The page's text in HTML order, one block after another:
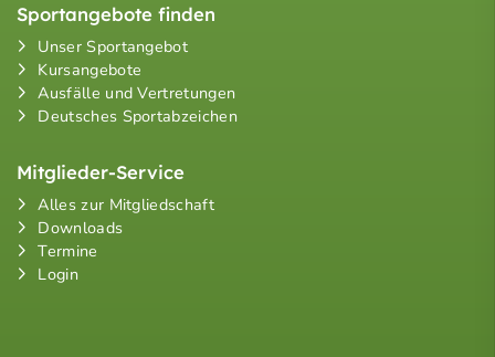
Sportangebote finden
Unser Sportangebot
Kursangebote
Ausfälle und Vertretungen
Deutsches Sportabzeichen
Mitglieder-Service
Alles zur Mitgliedschaft
Downloads
Termine
Login